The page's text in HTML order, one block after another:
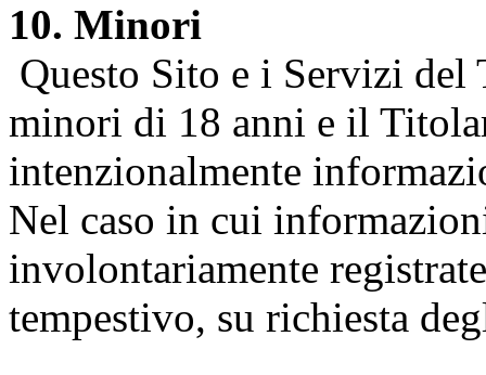
10. Minori
Questo Sito e i Servizi del
minori di 18 anni e il
intenzionalmente
Nel caso in cui
involontariamente
tempestivo, su richiesta